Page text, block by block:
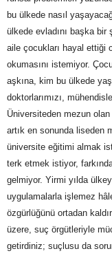
bu ülkede nasıl
ülkede evladını başka
aile çocukları hayal ettiği
okumasını istemiyor.
aşkına, kim bu ülkede
doktorlarımızı,
Üniversiteden mezun
artık en sonunda liseden
üniversite eğitimi almak
terk etmek istiyor,
gelmiyor. Yirmi yılda
uygulamalarla işlemez
özgürlüğünü ortadan
üzere, suç örgütleriyle
getirdiniz; suçlusu da